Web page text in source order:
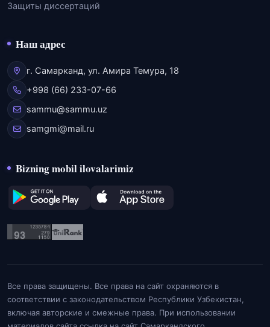
Защиты диссертаций
Наш адрес
г. Самарканд, ул. Амира Темура, 18
+998 (66) 233-07-66
sammu@sammu.uz
samgmi@mail.ru
Bizning mobil ilovalarimiz
Все права защищены. Все права на сайт охраняются в
соответствии с законодательством Республики Узбекистан,
включая авторские и смежные права. При использовании